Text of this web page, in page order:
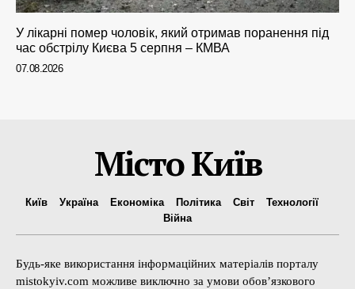
У лікарні помер чоловік, який отримав поранення під
час обстрілу Києва 5 серпня – КМВА
07.08.2026
Місто Київ
Київ Україна Економіка Політика Світ
Технології
Війна
Будь-яке використання інформаційних матеріалів порталу
mistokyiv.com можливе виключно за умови обов’язкового